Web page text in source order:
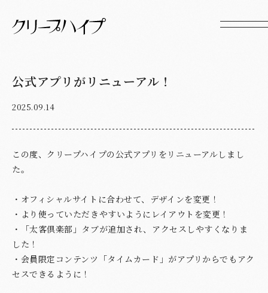
公式アプリがリニューアル！
2025.09.14
この度、クリープハイプの公式アプリをリニューアルしまし
た。
・オフィシャルサイトに合わせて、デザインを変更！
・より使っていただきやすいようにレイアウトを変更！
・「太客倶楽部」タブが追加され、アクセスしやすくなりま
した！
・会員限定コンテンツ「タイムカード」がアプリからでもアク
セスできるように！